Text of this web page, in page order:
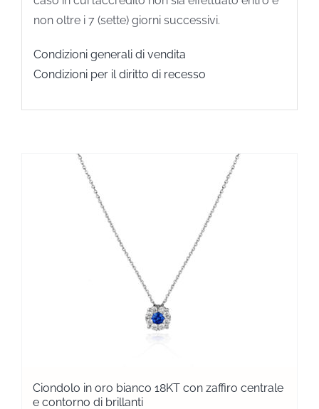
non oltre i 7 (sette) giorni successivi.
Condizioni generali di vendita
Condizioni per il diritto di recesso
Ciondolo in oro bianco 18KT con zaffiro centrale
e contorno di brillanti